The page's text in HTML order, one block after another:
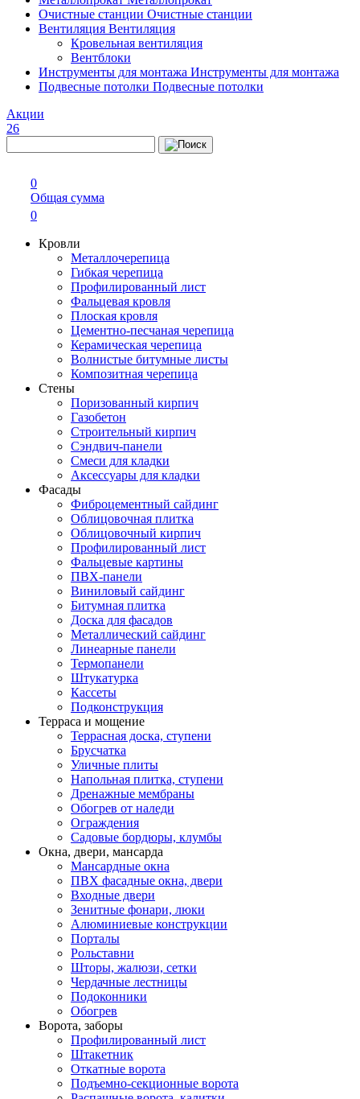
Очистные станции Очистные станции
Вентиляция Вентиляция
Кровельная вентиляция
Вентблоки
Инструменты для монтажа Инструменты для монтажа
Подвесные потолки Подвесные потолки
Акции
26
0
Общая сумма
0
Кровли
Металлочерепица
Гибкая черепица
Профилированный лист
Фальцевая кровля
Плоская кровля
Цементно-песчаная черепица
Керамическая черепица
Волнистые битумные листы
Композитная черепица
Стены
Поризованный кирпич
Газобетон
Строительный кирпич
Сэндвич-панели
Смеси для кладки
Аксессуары для кладки
Фасады
Фиброцементный сайдинг
Облицовочная плитка
Облицовочный кирпич
Профилированный лист
Фальцевые картины
ПВХ-панели
Виниловый сайдинг
Битумная плитка
Доска для фасадов
Металлический сайдинг
Линеарные панели
Термопанели
Штукатурка
Кассеты
Подконструкция
Терраса и мощение
Террасная доска, ступени
Брусчатка
Уличные плиты
Напольная плитка, ступени
Дренажные мембраны
Обогрев от наледи
Ограждения
Садовые бордюры, клумбы
Окна, двери, мансарда
Мансардные окна
ПВХ фасадные окна, двери
Входные двери
Зенитные фонари, люки
Алюминиевые конструкции
Порталы
Рольставни
Шторы, жалюзи, сетки
Чердачные лестницы
Подоконники
Обогрев
Ворота, заборы
Профилированный лист
Штакетник
Откатные ворота
Подъемно-секционные ворота